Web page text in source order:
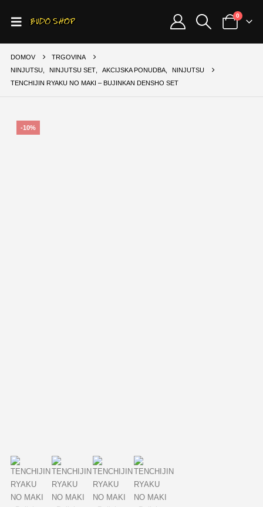
0
DOMOV
TRGOVINA
NINJUTSU
NINJUTSU SET, AKCIJSKA PONUDBA,
NINJUTSU
TENCHIJIN RYAKU NO MAKI – BUJINKAN DENSHO SET
-10%